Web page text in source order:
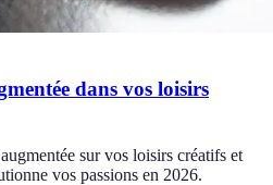
dans vos loisirs
sur vos loisirs créatifs et
vos passions en 2026.